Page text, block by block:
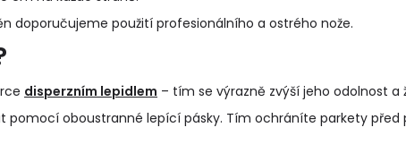
doporučujeme použití profesionálního a ostrého nože.
disperzním lepidlem – tím se výrazně zvýší jeho odolnost a
pomocí oboustranné lepící pásky. Tím ochráníte parkety